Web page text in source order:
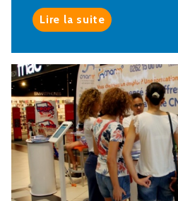
Lire la suite